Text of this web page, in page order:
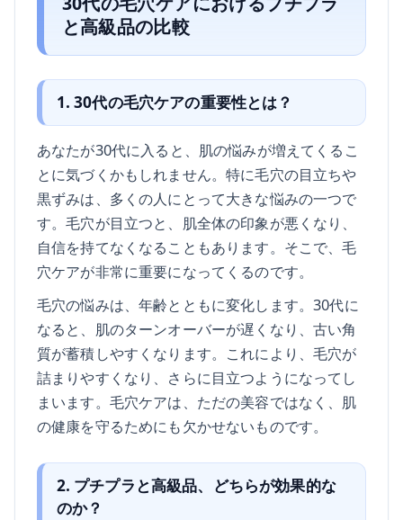
と高級品の比較
1. 30代の毛穴ケアの重要性とは？
あなたが30代に入ると、肌の悩みが増えてくるこ
とに気づくかもしれません。特に毛穴の目立ちや
黒ずみは、多くの人にとって大きな悩みの一つで
す。毛穴が目立つと、肌全体の印象が悪くなり、
自信を持てなくなることもあります。そこで、毛
穴ケアが非常に重要になってくるのです。
毛穴の悩みは、年齢とともに変化します。30代に
なると、肌のターンオーバーが遅くなり、古い角
質が蓄積しやすくなります。これにより、毛穴が
詰まりやすくなり、さらに目立つようになってし
まいます。毛穴ケアは、ただの美容ではなく、肌
の健康を守るためにも欠かせないものです。
2. プチプラと高級品、どちらが効果的な
のか？